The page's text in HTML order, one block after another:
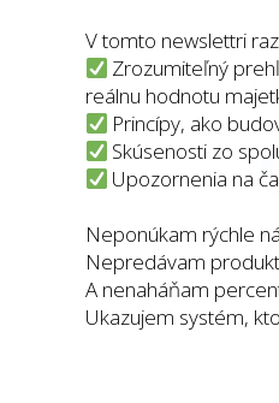
V tomto newslettri
Zrozumiteľný
reálnu hodnotu
Princípy, ako
Skúsenosti zo
Upozornenia na
Neponúkam rýchle
Nepredávam
A nenaháňam
Ukazujem systém,